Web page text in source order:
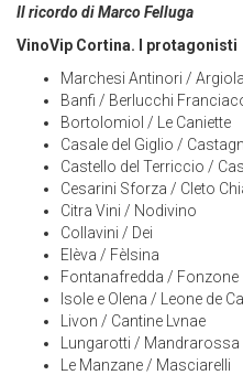
Il ricordo di Marco Felluga
VinoVip Cortina. I protagonisti
Marchesi Antinori /
Banfi / Berlucchi
Bortolomiol / Le Caniette
Casale del Giglio /
Castello del Terriccio /
Cesarini Sforza / Cleto
Citra Vini / Nodivino
Collavini / Dei
Elèva / Fèlsina
Fontanafredda / Fonzone
Isole e Olena / Leone de
Livon / Cantine Lvnae
Lungarotti / Mandrarossa
Le Manzane / Masciarelli